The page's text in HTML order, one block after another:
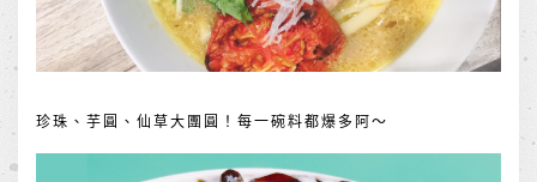
珍珠、芋圓、仙草大團圓！每一碗料都爆多阿～